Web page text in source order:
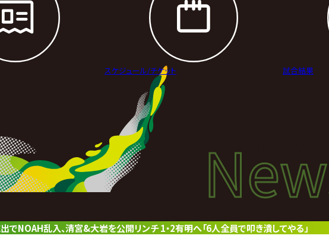
スケジュール/チケット
試合結果
ニ
NOAH乱入、清宮&大岩を公開リンチ 1・2有明へ「6人全員で叩き潰してやる」